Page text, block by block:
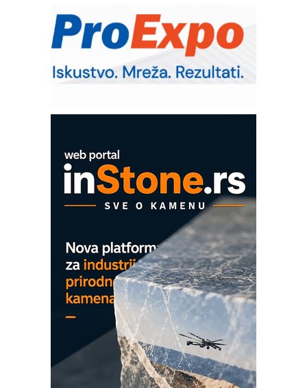
Sigurnije ispitivanje transformatora u
solarnim elektranama i vetroparkovima
Pranje točkova na gradilištu- standard
modernog i odgovornog građenja
Proizvodnja iC7 Hybrid 1500 VDC
hlađenjem
EVOKS Maintenance Management
ROSA i SCHUNK podižu proizvodnju
na viši nivo
Detekcija različitih oblika